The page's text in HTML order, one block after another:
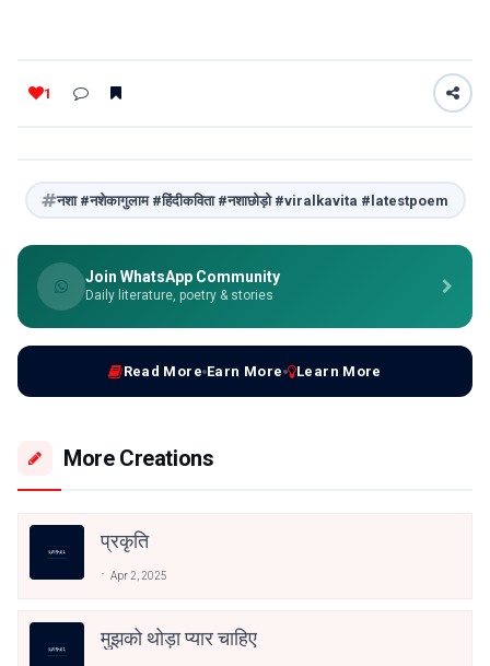
1
नशा #नशेकागुलाम #हिंदीकविता #नशाछोड़ो #viralkavita #latestpoem
Join WhatsApp Community
Daily literature, poetry & stories
Read More Earn More Learn More
More Creations
प्रकृति
Apr 2, 2025
मुझको थोड़ा प्यार चाहिए